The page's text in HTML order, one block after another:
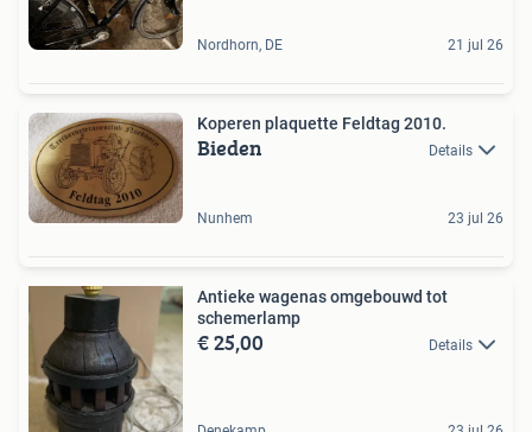
Nordhorn, DE 21 jul 26
Koperen plaquette Feldtag 2010.
Bieden Details
Nunhem 23 jul 26
Antieke wagenas omgebouwd tot
schemerlamp
€ 25,00 Details